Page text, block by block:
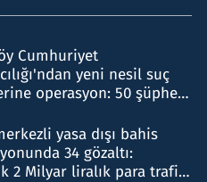
Cumhuriyet
yeni nesil suç
operasyon: 50 şüpheli
yasa dışı bahis
34 gözaltı:
2 Milyar liralık para trafiği